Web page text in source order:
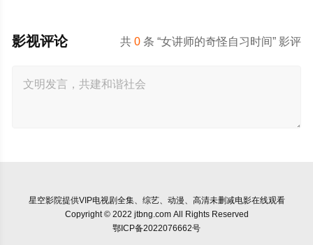
共0 条 “女讲师的奇怪自习时间” 影评
影视评论
星空影院提供VIP电视剧全集、综艺、动漫、高清未删减电影在线观看
Copyright © 2022 jtbng.com All Rights Reserved
鄂ICP备2022076662号